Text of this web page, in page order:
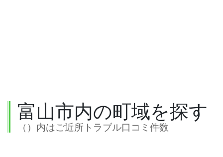
富山市内の町域を探す
（）内はご近所トラブル口コミ件数